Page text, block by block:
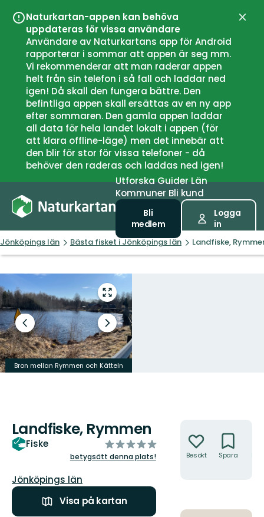
Naturkartan-appen kan behöva
uppdateras för vissa användare
Användare av Naturkartans app för Android
rapporterar i sommar att appen är seg mm.
Vi rekommenderar att man raderar appen
helt från sin telefon i så fall och laddar ned
igen! Då skall den fungera bättre. Den
befintliga appen skall ersättas av en ny app
efter sommaren. Den gamla appen laddar
all data för hela landet lokalt i appen (för
att klara offline-läge) men det innebär att
den blir för stor för vissa telefoner - då
behöver den raderas och laddas ned igen!
UtforskaGuiderLän
Kommuner Bli kund
Bli
medlem
Logga
in
Jönköpings län Bästa fisket i Jönköpings län Landfiske,
Gå
till
helskärmsläge
Föregående
bild
Nästa
bildspel
Bron mellan Rymmen och Kätteln
Landfiske, Rymmen
Fiske
av
5
betygsätt denna plats!
Län:
Jönköpings län
Visa på kartan
Besökt Spara